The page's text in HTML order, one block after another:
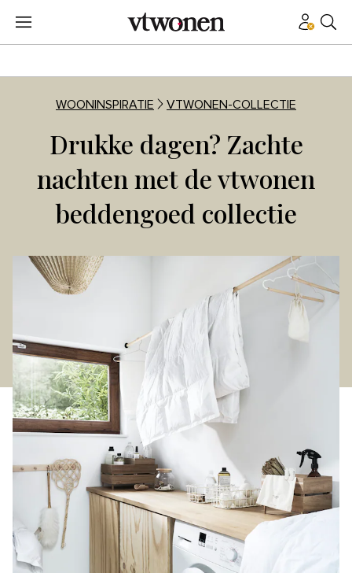
WOONINSPIRATIE VTWONEN-COLLECTIE
Drukke dagen? Zachte
nachten met de vtwonen
beddengoed collectie